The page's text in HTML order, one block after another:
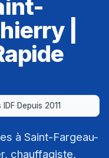
|
·Depuis 2011
à Saint-Fargeau-
chauffagiste,